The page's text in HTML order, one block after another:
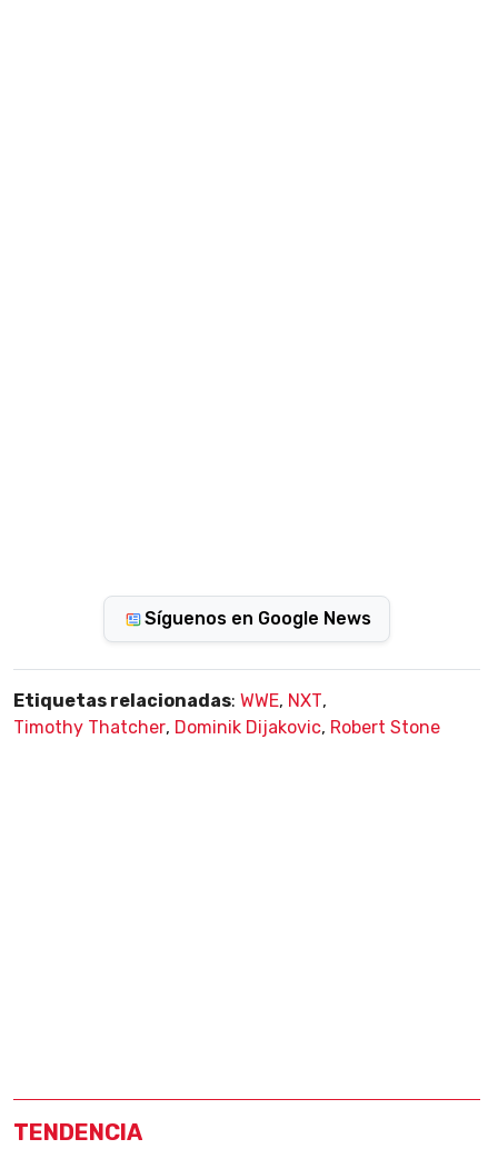
Síguenos en Google News
Etiquetas relacionadas: WWE, NXT,
Timothy Thatcher, Dominik Dijakovic, Robert Stone
TENDENCIA